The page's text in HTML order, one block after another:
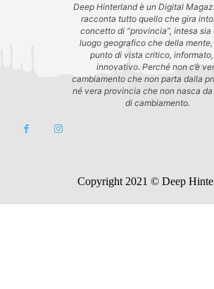
Deep Hinterland è un Digital
racconta tutto quello che gira
concetto di “provincia”, intesa sia
luogo geografico che della mente,
punto di vista critico,
innovativo. Perché non c’è
cambiamento che non parta dalla
né vera provincia che non nasca da
di cambiamento.
Copyright 2021 © Deep